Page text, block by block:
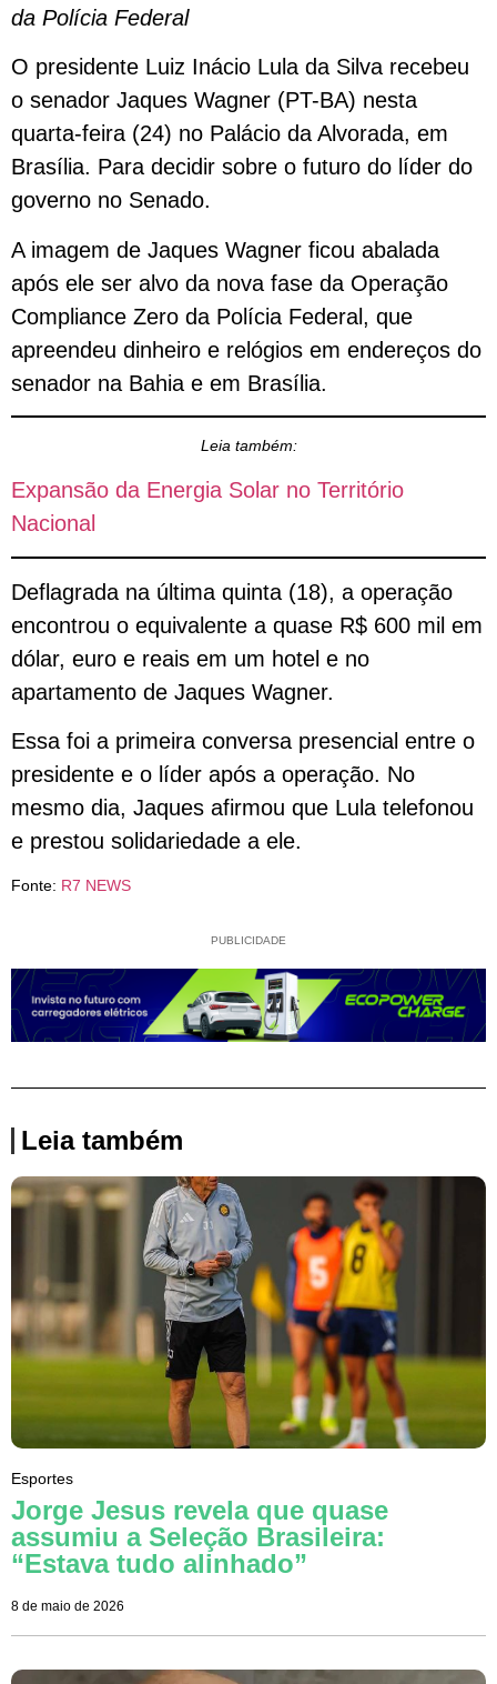
da Polícia Federal
O presidente Luiz Inácio Lula da Silva recebeu
o senador Jaques Wagner (PT-BA) nesta
quarta-feira (24) no Palácio da Alvorada, em
Brasília. Para decidir sobre o futuro do líder do
governo no Senado.
A imagem de Jaques Wagner ficou abalada
após ele ser alvo da nova fase da Operação
Compliance Zero da Polícia Federal, que
apreendeu dinheiro e relógios em endereços do
senador na Bahia e em Brasília.
Leia também:
Expansão da Energia Solar no Território
Nacional
Deflagrada na última quinta (18), a operação
encontrou o equivalente a quase R$ 600 mil em
dólar, euro e reais em um hotel e no
apartamento de Jaques Wagner.
Essa foi a primeira conversa presencial entre o
presidente e o líder após a operação. No
mesmo dia, Jaques afirmou que Lula telefonou
e prestou solidariedade a ele.
Fonte: R7 NEWS
PUBLICIDADE
Leia também
Esportes
Jorge Jesus revela que quase
assumiu a Seleção Brasileira:
“Estava tudo alinhado”
8 de maio de 2026